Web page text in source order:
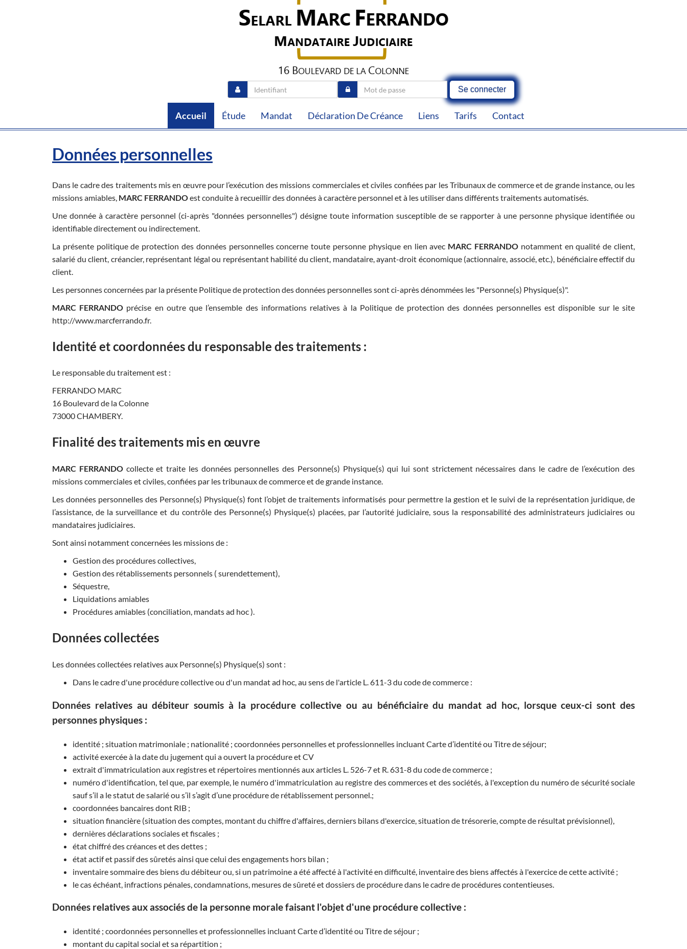
Se connecter
Accueil Étude Mandat Déclaration De Créance Liens Tarifs Contact
Données personnelles
Dans le cadre des traitements mis en œuvre pour l’exécution des missions commerciales et civiles confiées par les Tribunaux de commerce et de grande instance, ou les
missions amiables, MARC FERRANDOest conduite à recueillir des données à caractère personnel et à les utiliser dans différents traitements automatisés.
Une donnée à caractère personnel (ci-après "données personnelles") désigne toute information susceptible de se rapporter à une personne physique identifiée ou
identifiable directement ou indirectement.
La présente politique de protection des données personnelles concerne toute personne physique en lien avec MARC FERRANDOnotamment en qualité de client,
salarié du client, créancier, représentant légal ou représentant habilité du client, mandataire, ayant-droit économique (actionnaire, associé, etc.), bénéficiaire effectif du
client.
Les personnes concernées par la présente Politique de protection des données personnelles sont ci-après dénommées les "Personne(s) Physique(s)".
MARC FERRANDO précise en outre que l’ensemble des informations relatives à la Politique de protection des données personnelles est disponible sur le site
http://www.marcferrando.fr.
Identité et coordonnées du responsable des traitements :
Le responsable du traitement est :
FERRANDO MARC
16 Boulevard de la Colonne
73000 CHAMBERY.
Finalité des traitements mis en œuvre
MARC FERRANDOcollecte et traite les données personnelles des Personne(s) Physique(s) qui lui sont strictement nécessaires dans le cadre de l’exécution des
missions commerciales et civiles, confiées par les tribunaux de commerce et de grande instance.
Les données personnelles des Personne(s) Physique(s) font l’objet de traitements informatisés pour permettre la gestion et le suivi de la représentation juridique, de
l’assistance, de la surveillance et du contrôle des Personne(s) Physique(s) placées, par l’autorité judiciaire, sous la responsabilité des administrateurs judiciaires ou
mandataires judiciaires.
Sont ainsi notamment concernées les missions de :
Gestion des procédures collectives,
Gestion des rétablissements personnels ( surendettement),
Séquestre,
Liquidations amiables
Procédures amiables (conciliation, mandats ad hoc ).
Données collectées
Les données collectées relatives aux Personne(s) Physique(s) sont :
Dans le cadre d'une procédure collective ou d'un mandat ad hoc, au sens de l'article L. 611-3 du code de commerce :
Données relatives au débiteur soumis à la procédure collective ou au bénéficiaire du mandat ad hoc, lorsque ceux-ci sont des
personnes physiques :
identité ; situation matrimoniale ; nationalité ; coordonnées personnelles et professionnelles incluant Carte d’identité ou Titre de séjour;
activité exercée à la date du jugement qui a ouvert la procédure et CV
extrait d'immatriculation aux registres et répertoires mentionnés aux articles L. 526-7 et R. 631-8 du code de commerce ;
numéro d'identification, tel que, par exemple, le numéro d'immatriculation au registre des commerces et des sociétés, à l'exception du numéro de sécurité sociale
sauf s’il a le statut de salarié ou s’il s’agit d’une procédure de rétablissement personnel.;
coordonnées bancaires dont RIB ;
situation financière (situation des comptes, montant du chiffre d'affaires, derniers bilans d'exercice, situation de trésorerie, compte de résultat prévisionnel),
dernières déclarations sociales et fiscales ;
état chiffré des créances et des dettes ;
état actif et passif des sûretés ainsi que celui des engagements hors bilan ;
inventaire sommaire des biens du débiteur ou, si un patrimoine a été affecté à l'activité en difficulté, inventaire des biens affectés à l'exercice de cette activité ;
le cas échéant, infractions pénales, condamnations, mesures de sûreté et dossiers de procédure dans le cadre de procédures contentieuses.
Données relatives aux associés de la personne morale faisant l'objet d'une procédure collective :
identité ; coordonnées personnelles et professionnelles incluant Carte d’identité ou Titre de séjour ;
montant du capital social et sa répartition ;